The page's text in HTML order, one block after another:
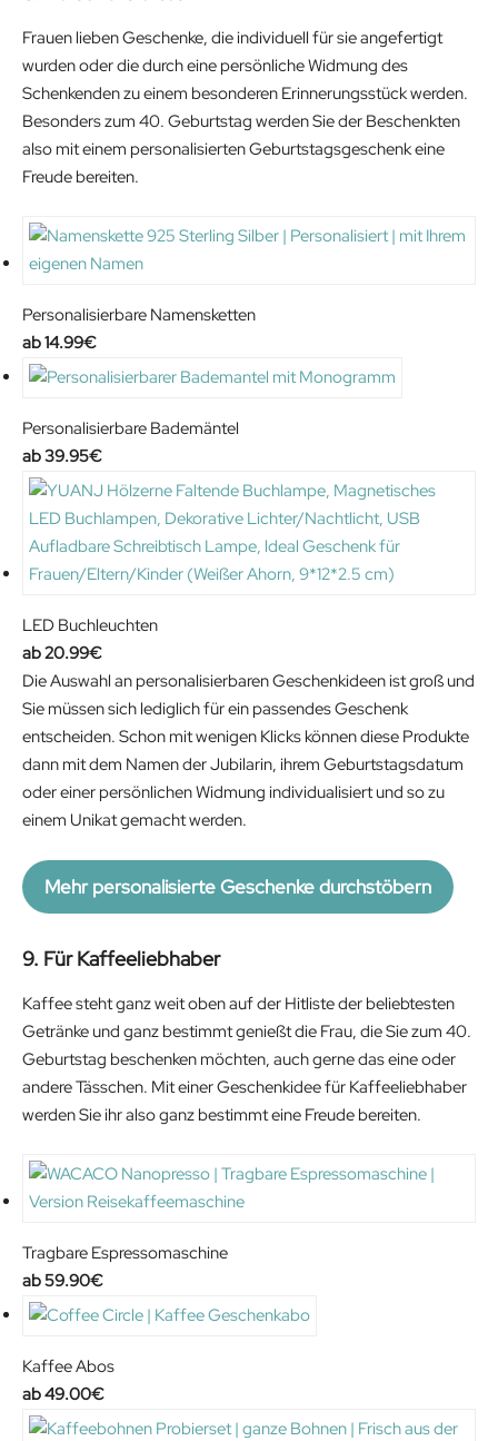
c
e
w
a
s
:
9
.
0
.
e
i
s
:
1
8
.
Frauen lieben Geschenke, die individuell für sie angefertigt
wurden oder die durch eine persönliche Widmung des
Schenkenden zu einem besonderen Erinnerungsstück werden.
Besonders zum 40. Geburtstag werden Sie der Beschenkten
also mit einem personalisierten Geburtstagsgeschenk eine
Freude bereiten.
Personalisierbare Namensketten
14.99€
Personalisierbare Bademäntel
39.95€
LED Buchleuchten
20.99€
Die Auswahl an personalisierbaren Geschenkideen ist groß und
Sie müssen sich lediglich für ein passendes Geschenk
entscheiden. Schon mit wenigen Klicks können diese Produkte
dann mit dem Namen der Jubilarin, ihrem Geburtstagsdatum
oder einer persönlichen Widmung individualisiert und so zu
einem Unikat gemacht werden.
Mehr personalisierte Geschenke durchstöbern
9. Für Kaffeeliebhaber
Kaffee steht ganz weit oben auf der Hitliste der beliebtesten
Getränke und ganz bestimmt genießt die Frau, die Sie zum 40.
Geburtstag beschenken möchten, auch gerne das eine oder
andere Tässchen. Mit einer Geschenkidee für Kaffeeliebhaber
werden Sie ihr also ganz bestimmt eine Freude bereiten.
Tragbare Espressomaschine
59.90€
Kaffee Abos
49.00€